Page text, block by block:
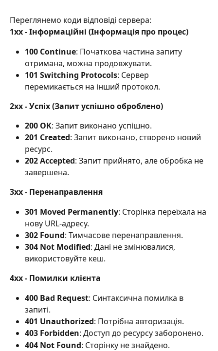
Переглянемо коди відповіді сервера:
1xx - Інформаційні (Інформація про процес)
100 Continue: Початкова частина запиту
отримана, можна продовжувати.
101 Switching Protocols: Сервер
перемикається на інший протокол.
2xx - Успіх (Запит успішно оброблено)
200 OK: Запит виконано успішно.
201 Created: Запит виконано, створено новий
ресурс.
202 Accepted: Запит прийнято, але обробка не
завершена.
3xx - Перенаправлення
301 Moved Permanently: Сторінка переїхала на
нову URL-адресу.
302 Found: Тимчасове перенаправлення.
304 Not Modified: Дані не змінювалися,
використовуйте кеш.
4xx - Помилки клієнта
400 Bad Request: Синтаксична помилка в
запиті.
401 Unauthorized: Потрібна авторизація.
403 Forbidden: Доступ до ресурсу заборонено.
404 Not Found: Сторінку не знайдено.